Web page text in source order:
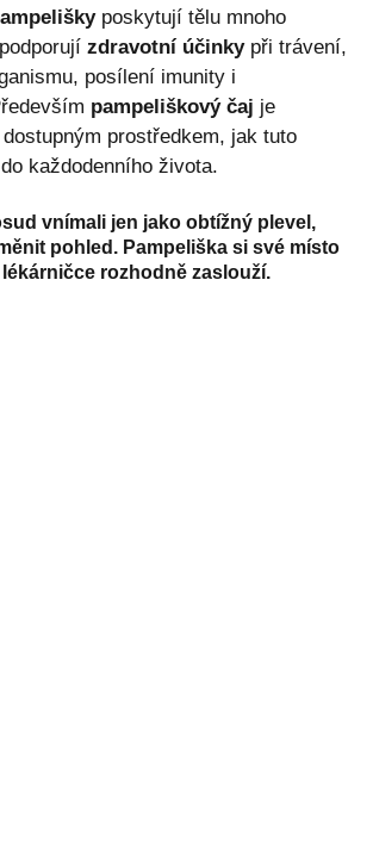
poskytují tělu mnoho
zdravotní účinkypři trávení,
posílení imunity i
pampeliškový čaj je
prostředkem, jak tuto
každodenního života.
vnímali jen jako obtížný plevel,
pohled. Pampeliška si své místo
rozhodně zaslouží.